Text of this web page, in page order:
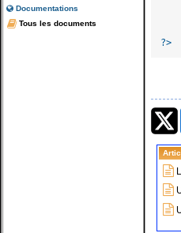
Documentations
Tous les documents
?>